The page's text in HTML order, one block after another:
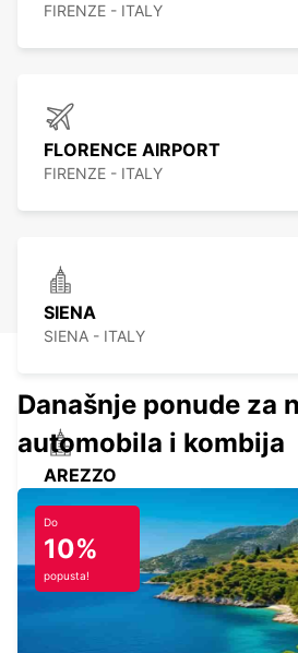
FIRENZE - ITALY
FLORENCE AIRPORT
FIRENZE - ITALY
SIENA
SIENA - ITALY
AREZZO
Današnje ponude za
automobila i kombija
Do
10%
popusta!